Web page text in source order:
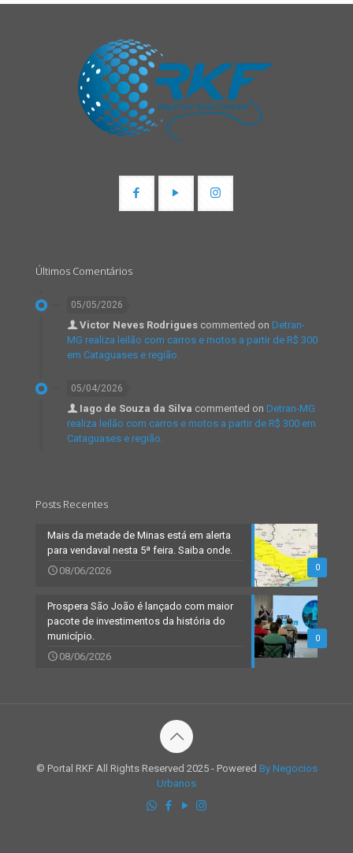
Últimos Comentários
05/05/2026
Victor Neves Rodrigues commented on Detran-
MG realiza leilão com carros e motos a partir de R$ 300
em Cataguases e região.
05/04/2026
Iago de Souza da Silva commented on Detran-MG
realiza leilão com carros e motos a partir de R$ 300 em
Cataguases e região.
Posts Recentes
0
Mais da metade de Minas está em alerta
para vendaval nesta 5ª feira. Saiba onde.
08/06/2026
0
Prospera São João é lançado com maior
pacote de investimentos da história do
município.
08/06/2026
© Portal RKF All Rights Reserved 2025 - Powered By Negocios
Urbanos